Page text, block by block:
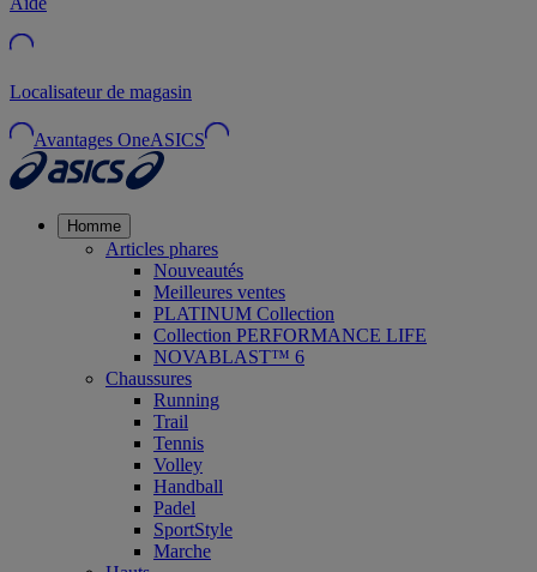
Localisateur de magasin
Avantages OneASICS
Homme
Articles phares
Nouveautés
Meilleures ventes
PLATINUM Collection
Collection PERFORMANCE LIFE
NOVABLAST™ 6
Chaussures
Running
Trail
Tennis
Volley
Handball
Padel
SportStyle
Marche